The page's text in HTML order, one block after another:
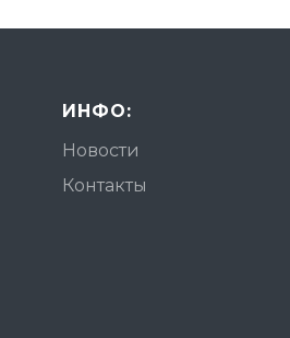
ИНФО:
Новости
Контакты